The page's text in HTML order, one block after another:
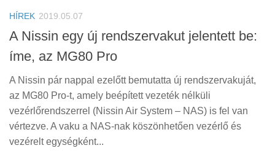
HÍREK 2019.05.07
A Nissin egy új rendszervakut jelentett be:
íme, az MG80 Pro
A Nissin pár nappal ezelőtt bemutatta új rendszervakuját,
az MG80 Pro-t, amely beépített vezeték nélküli
vezérlőrendszerrel (Nissin Air System – NAS) is fel van
vértezve. A vaku a NAS-nak köszönhetően vezérlő és
vezérelt egységként...